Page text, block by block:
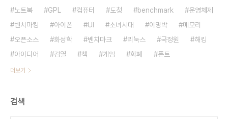
노트북
GPL 컴퓨터 도청 benchmark
운영체제
벤치마킹
아이폰 UI 소녀시대 이명박
메모리
오픈소스
화성학 벤치마크 리눅스 국정원
해킹
아이디어
검열 책 게임 화폐 폰트
더보기
검색